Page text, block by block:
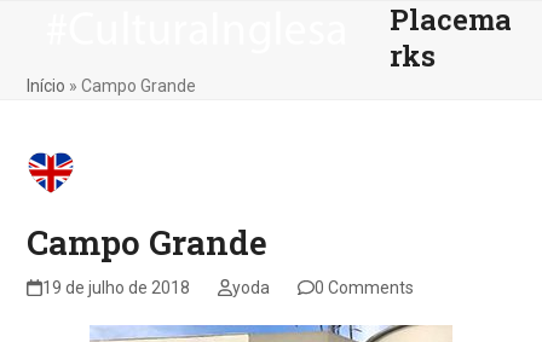
menu
menu
Placema
rks
Início »Campo Grande
Campo Grande
19 de julho de 2018 yoda 0 Comments